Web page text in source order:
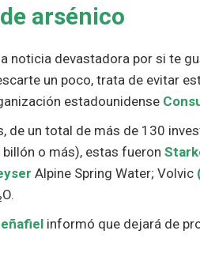
arsénico
noticia devastadora por si te
un poco, trata de evitar
estadounidense
un total de más de 130
o más), estas fueron
Alpine Spring Water; Volvic
informó que dejará de